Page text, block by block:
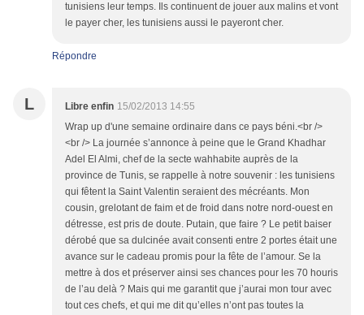
tunisiens leur temps. Ils continuent de jouer aux malins et vont
le payer cher, les tunisiens aussi le payeront cher.
Répondre
L Libre enfin 15/02/2013 14:55
Wrap up d'une semaine ordinaire dans ce pays béni.<br />
<br /> La journée s’annonce à peine que le Grand Khadhar
Adel El Almi, chef de la secte wahhabite auprès de la
province de Tunis, se rappelle à notre souvenir : les tunisiens
qui fêtent la Saint Valentin seraient des mécréants. Mon
cousin, grelotant de faim et de froid dans notre nord-ouest en
détresse, est pris de doute. Putain, que faire ? Le petit baiser
dérobé que sa dulcinée avait consenti entre 2 portes était une
avance sur le cadeau promis pour la fête de l’amour. Se la
mettre à dos et préserver ainsi ses chances pour les 70 houris
de l’au delà ? Mais qui me garantit que j’aurai mon tour avec
tout ces chefs, et qui me dit qu’elles n’ont pas toutes la